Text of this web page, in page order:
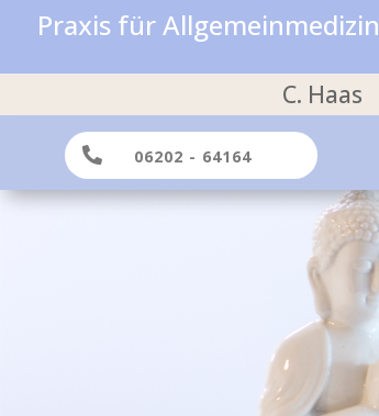
Praxis für Allgemeinmedizin
C. Haas
 06202 - 64164